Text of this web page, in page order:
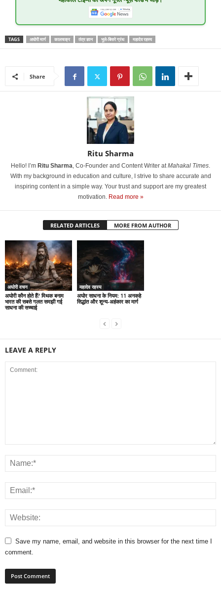
TAGS अघोरी मार्ग कालचक्र तंत्र ज्ञान भूले-बिसरे ग्रंथ महादेव रहस्य
Share
Ritu Sharma
Hello! I’m Ritu Sharma, Co-Founder and Content Writer atMahakal Times.
With my background in education and culture, I strive to share accurate and
inspiring content in a simple way. Your trust and support are my greatest
motivation. Read more »
RELATED ARTICLES MORE FROM AUTHOR
अघोरी वचन
अघोरी कौन होते हैं? मिथक बनाम
भारत की सबसे गलत समझी गई
साधना की सच्चाई
महादेव रहस्य
अघोर साधना के नियम: 11 अनकहे
सिद्धांत और शून्य-अहंकार का मार्ग
LEAVE A REPLY
Save my name, email, and website in this browser for the next time I
comment.